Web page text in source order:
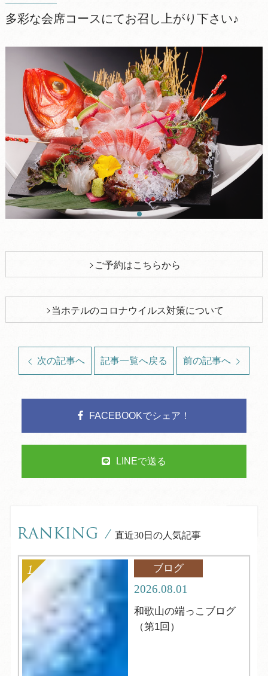
多彩な会席コースにてお召し上がり下さい♪
ご予約はこちらから
当ホテルのコロナウイルス対策について
次の記事へ 記事一覧へ戻る 前の記事へ
FACEBOOKでシェア！
LINEで送る
RANKING / 直近30日の人気記事
ブログ
2026.08.01
和歌山の端っこブログ
（第1回）